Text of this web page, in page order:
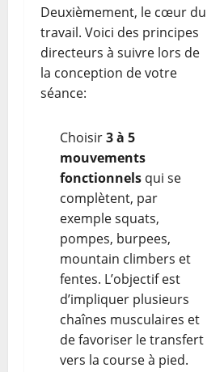
Deuxièmement, le cœur du
travail. Voici des principes
directeurs à suivre lors de
la conception de votre
séance:
Choisir3 à 5
mouvements
fonctionnels qui se
complètent, par
exemple squats,
pompes, burpees,
mountain climbers et
fentes. L’objectif est
d’impliquer plusieurs
chaînes musculaires et
de favoriser le transfert
vers la course à pied.